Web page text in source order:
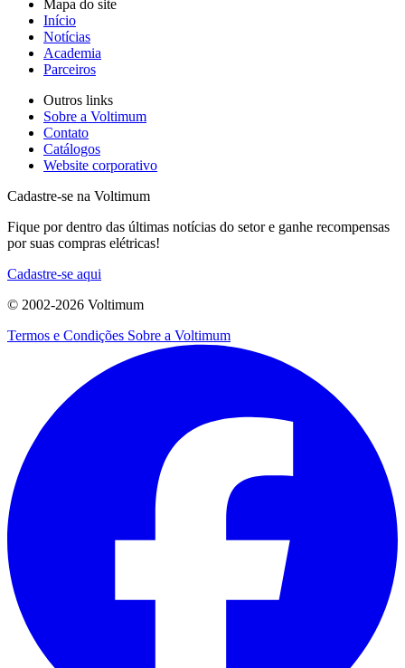
Mapa do site
Início
Notícias
Academia
Parceiros
Outros links
Sobre a Voltimum
Contato
Catálogos
Website corporativo
Cadastre-se na Voltimum
Fique por dentro das últimas notícias do setor e ganhe recompensas
por suas compras elétricas!
Cadastre-se aqui
© 2002-2026 Voltimum
Termos e Condições Sobre a Voltimum